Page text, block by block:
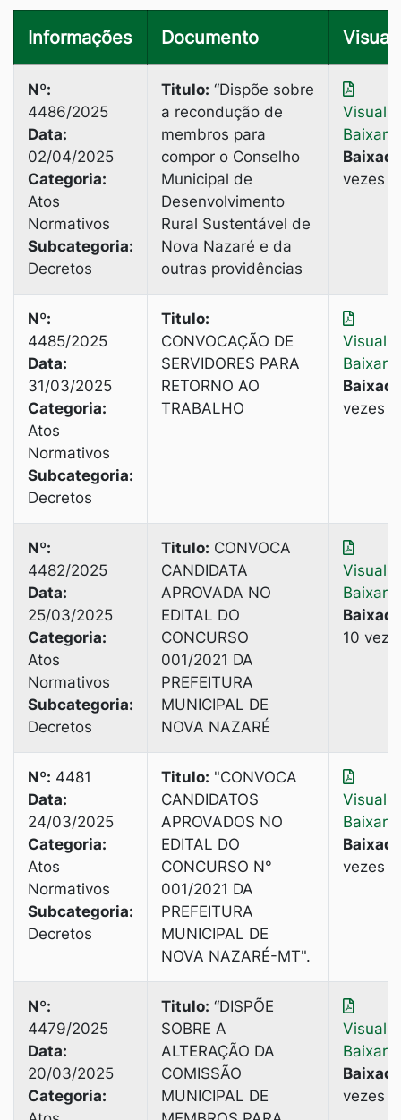
Informações Documento
Nº:
4486/2025
Data:
02/04/2025
Categoria:
Atos
Normativos
Subcategoria:
Decretos
Titulo: “Dispõe sobre
a recondução de
membros para
compor o Conselho
Municipal de
Desenvolvimento
Rural Sustentável de
Nova Nazaré e da
outras providências
Baixar
vezes
Nº:
4485/2025
Data:
31/03/2025
Categoria:
Atos
Normativos
Subcategoria:
Decretos
Titulo:
CONVOCAÇÃO DE
SERVIDORES PARA
RETORNO AO
TRABALHO
Baixar
vezes
Nº:
4482/2025
Data:
25/03/2025
Categoria:
Atos
Normativos
Subcategoria:
Decretos
Titulo: CONVOCA
CANDIDATA
APROVADA NO
EDITAL DO
CONCURSO
001/2021 DA
PREFEITURA
MUNICIPAL DE
NOVA NAZARÉ
Baixar
10
Nº: 4481
Data:
24/03/2025
Categoria:
Atos
Normativos
Subcategoria:
Decretos
Titulo: "CONVOCA
CANDIDATOS
APROVADOS NO
EDITAL DO
CONCURSO N°
001/2021 DA
PREFEITURA
MUNICIPAL DE
NOVA NAZARÉ-MТ".
Baixar
vezes
Nº:
4479/2025
Data:
20/03/2025
Categoria:
Titulo: “DISPÕE
SOBRE A
ALTERAÇÃO DA
COMISSÃO
MUNICIPAL DE
Baixar
vezes